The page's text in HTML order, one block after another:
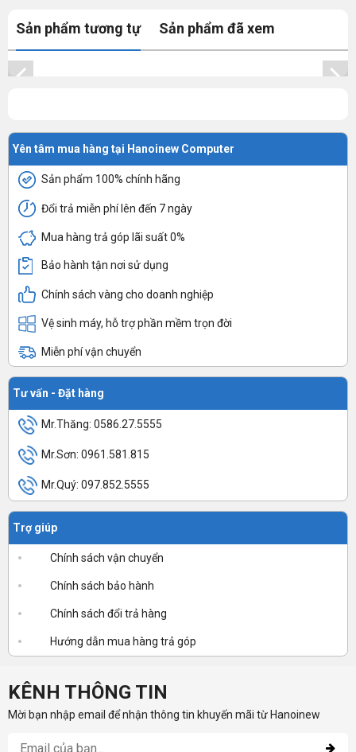
Sản phẩm tương tự Sản phẩm đã xem
Yên tâm mua hàng tại Hanoinew Computer
Sản phẩm 100% chính hãng
Đổi trả miễn phí lên đến 7 ngày
Mua hàng trả góp lãi suất 0%
Bảo hành tận nơi sử dụng
Chính sách vàng cho doanh nghiệp
Vệ sinh máy, hỗ trợ phần mềm trọn đời
Miễn phí vận chuyển
Tư vấn - Đặt hàng
Mr.Thăng: 0586.27.5555
Mr.Sơn: 0961.581.815
Mr.Quý: 097.852.5555
Trợ giúp
Chính sách vận chuyển
Chính sách bảo hành
Chính sách đổi trả hàng
Hướng dẫn mua hàng trả góp
KÊNH THÔNG TIN
Mời bạn nhập email để nhận thông tin khuyến mãi từ Hanoinew